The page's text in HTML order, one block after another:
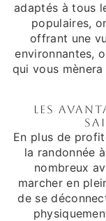
adaptés à tous
populaires,
offrant une
environnantes,
qui vous
Les
En plus de
la randonnée
nombreux
marcher en
de se